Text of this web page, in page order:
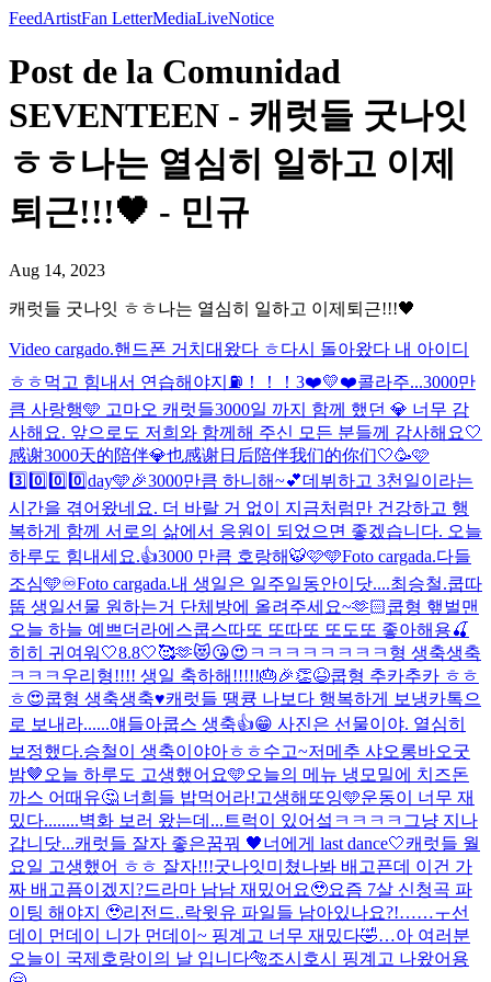
FeedArtistFan LetterMediaLiveNotice
Post de la Comunidad
SEVENTEEN - 캐럿들 굿나잇
ㅎㅎ나는 열심히 일하고 이제
퇴근!!!🖤 - 민규
Aug 14, 2023
캐럿들 굿나잇 ㅎㅎ나는 열심히 일하고 이제퇴근!!!🖤
Video cargado.핸드폰 거치대왔다 ㅎ다시 돌아왔다 내 아이디
ㅎㅎ먹고 힘내서 연습해야지⛽️！！！ 3❤️💛❤️콜라주...3000만
큼 사랑행🩵 고마오 캐럿들3000일 까지 함께 했던 💎 너무 감
사해요. 앞으로도 저희와 함께해 주신 모든 분들께 감사해요🤍
感谢3000天的陪伴💎也感谢日后陪伴我们的你们🤍🥳🩷
3️⃣0️⃣0️⃣0️⃣day🩵🎉3000만큼 하니해~💕데뷔하고 3천일이라는
시간을 겪어왔네요. 더 바랄 거 없이 지금처럼만 건강하고 행
복하게 함께 서로의 삶에서 응원이 되었으면 좋겠습니다. 오늘
하루도 힘내세요.👍3000 만큼 호랑해🐯🩷🩵Foto cargada.다들
조심🩵♾️Foto cargada.내 생일은 일주일동안이닷....최승철.쿱따
뚭 생일선물 원하는거 단체방에 올려주세요~🫶🏻쿱형 햎벌맨
오늘 하늘 예쁘더라에스쿱스따또 또따또 또도또 좋아해용🍒
히히 귀여워 🤍8.8🤍🥰🫶😻😘😍 ㅋㅋㅋㅋㅋㅋㅋㅋ형 생축생축
ㅋㅋㅋ 우리형!!!! 생일 축하해!!!!!🎂🎉👏😆쿱형 추카추카 ㅎㅎ
ㅎ😍쿱형 생축생축♥️캐럿들 땡큥 나보다 행복하게 보냉카톡으
로 보내라......얘들아쿱스 생축👍😁 사진은 선물이야. 열심히
보정했다.승철이 생축이야아ㅎㅎ수고~저메추 샤오롱바오굿
밤🤎 오늘 하루도 고생했어요🩵오늘의 메뉴 냉모밀에 치즈돈
까스 어때유🤔 너희들 밥먹어라!고생해또잉🩵운동이 너무 재
밌다........벽화 보러 왔는데...트럭이 있어섴ㅋㅋㅋㅋ그냥 지나
갑니닷...캐럿들 잘자 좋은꿈꿔 🖤너에게 last dance🤍캐럿들 월
요일 고생했어 ㅎㅎ 잘자!!!굿나잇미쳤나봐 배고픈데 이건 가
짜 배고픔이겠지?드라마 남남 재밌어요🥹요즘 7살 신청곡 파
이팅 해야지 🥹리전드..락윗유 파일들 남아있나요?!……ㅜ선
데이 먼데이 니가 먼데이~ 핑계고 너무 재밌다🤣…아 여러분
오늘이 국제호랑이의 날 입니다🐅조시호시 핑계고 나왔어용